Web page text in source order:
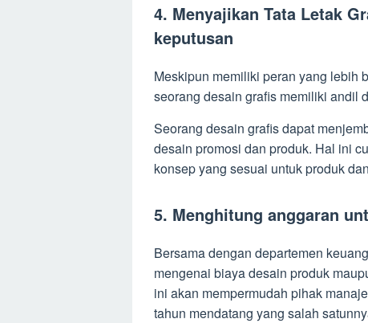
4. Menyajikan Tata Letak
keputusan
Meskipun memiliki peran yang lebih
seorang desain grafis memiliki andil
Seorang desain grafis dapat
desain promosi dan produk. Hal ini
konsep yang sesuai untuk produk
5. Menghitung anggaran
Bersama dengan departemen
mengenai biaya desain produk
ini akan mempermudah pihak
tahun mendatang yang salah